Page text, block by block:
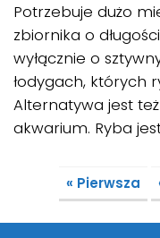
Potrzebuje dużo
zbiornika o
wyłącznie o
łodygach, których
Alternatywa jest
akwarium. Ryba
« Pierwsza